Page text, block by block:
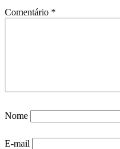
Comentário *
Nome
E-mail